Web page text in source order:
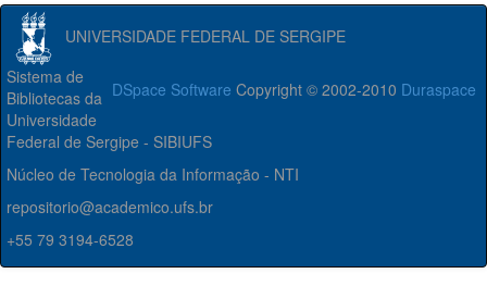
UNIVERSIDADE FEDERAL DE SERGIPE
DSpace Software Copyright © 2002-2010 Duraspace
Sistema de
Bibliotecas da
Universidade
Federal de Sergipe - SIBIUFS
Núcleo de Tecnologia da Informação - NTI
repositorio@academico.ufs.br
+55 79 3194-6528